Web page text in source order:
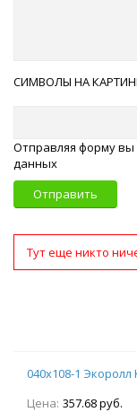
СИМВОЛЫ НА
Отправляя форму вы
данных
Отправить
Тут еще никто
040х108-1
Цена: 357.68 руб.